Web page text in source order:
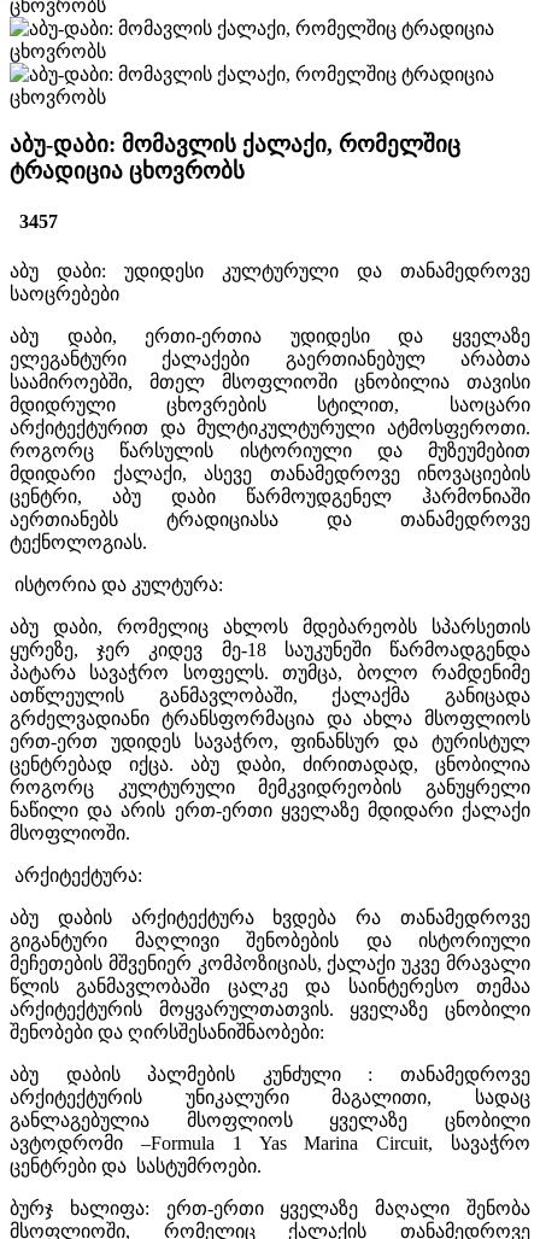
აბუ-დაბი: მომავლის ქალაქი, რომელშიც
ტრადიცია ცხოვრობს
3457
აბუ დაბი: უდიდესი კულტურული და თანამედროვე
საოცრებები
აბუ დაბი, ერთი-ერთია უდიდესი და ყველაზე
ელეგანტური ქალაქები გაერთიანებულ არაბთა
საამიროებში, მთელ მსოფლიოში ცნობილია თავისი
მდიდრული ცხოვრების სტილით, საოცარი
არქიტექტურით და მულტიკულტურული ატმოსფეროთი.
როგორც წარსულის ისტორიული და მუზეუმებით
მდიდარი ქალაქი, ასევე თანამედროვე ინოვაციების
ცენტრი, აბუ დაბი წარმოუდგენელ ჰარმონიაში
აერთიანებს ტრადიციასა და თანამედროვე
ტექნოლოგიას.
ისტორია და კულტურა:
აბუ დაბი, რომელიც ახლოს მდებარეობს სპარსეთის
ყურეზე, ჯერ კიდევ მე-18 საუკუნეში წარმოადგენდა
პატარა სავაჭრო სოფელს. თუმცა, ბოლო რამდენიმე
ათწლეულის განმავლობაში, ქალაქმა განიცადა
გრძელვადიანი ტრანსფორმაცია და ახლა მსოფლიოს
ერთ-ერთ უდიდეს სავაჭრო, ფინანსურ და ტურისტულ
ცენტრებად იქცა. აბუ დაბი, ძირითადად, ცნობილია
როგორც კულტურული მემკვიდრეობის განუყრელი
ნაწილი და არის ერთ-ერთი ყველაზე მდიდარი ქალაქი
მსოფლიოში.
არქიტექტურა:
აბუ დაბის არქიტექტურა ხვდება რა თანამედროვე
გიგანტური მაღლივი შენობების და ისტორიული
მეჩეთების მშვენიერ კომპოზიციას, ქალაქი უკვე მრავალი
წლის განმავლობაში ცალკე და საინტერესო თემაა
არქიტექტურის მოყვარულთათვის. ყველაზე ცნობილი
შენობები და ღირსშესანიშნაობები:
აბუ დაბის პალმების კუნძული : თანამედროვე
არქიტექტურის უნიკალური მაგალითი, სადაც
განლაგებულია მსოფლიოს ყველაზე ცნობილი
ავტოდრომი –Formula 1 Yas Marina Circuit, სავაჭრო
ცენტრები და სასტუმროები.
ბურჯ ხალიფა: ერთ-ერთი ყველაზე მაღალი შენობა
მსოფლიოში, რომელიც ქალაქის თანამედროვე